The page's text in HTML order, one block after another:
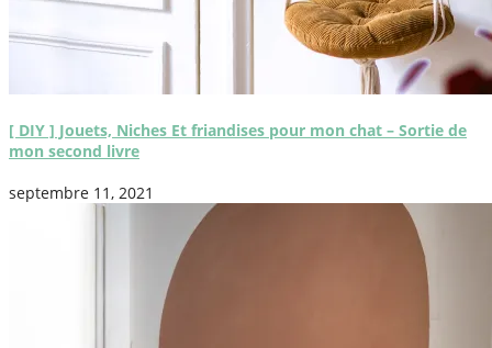
[ DIY ] Jouets, Niches Et friandises pour mon chat – Sortie de
mon second livre
septembre 11, 2021